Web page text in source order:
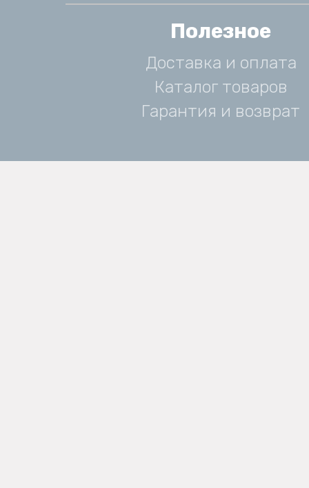
Полезное
Доставка и оплата
Каталог товаров
Гарантия и возврат